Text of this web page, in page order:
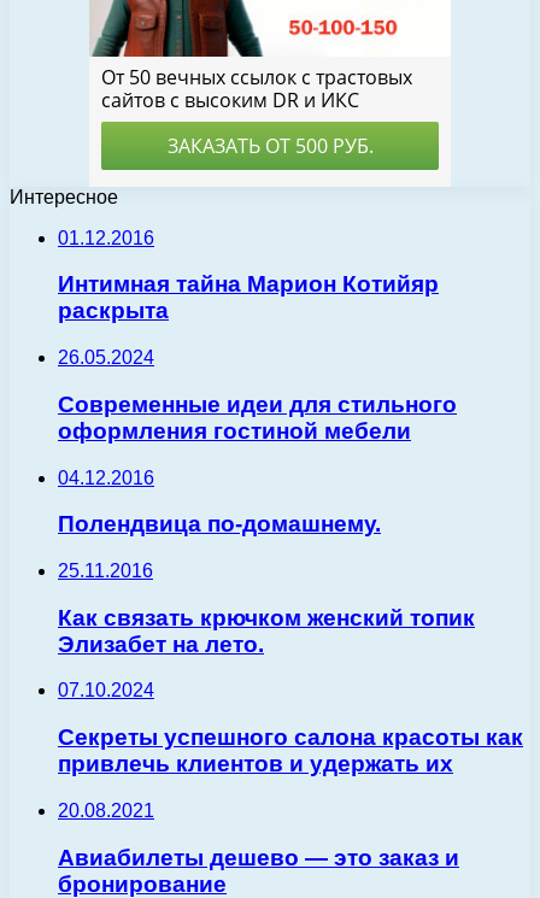
Интересное
01.12.2016
Интимная тайна Марион Котийяр
раскрыта
26.05.2024
Современные идеи для стильного
оформления гостиной мебели
04.12.2016
Полендвица по-домашнему.
25.11.2016
Как связать крючком женский топик
Элизабет на лето.
07.10.2024
Секреты успешного салона красоты как
привлечь клиентов и удержать их
20.08.2021
Авиабилеты дешево — это заказ и
бронирование